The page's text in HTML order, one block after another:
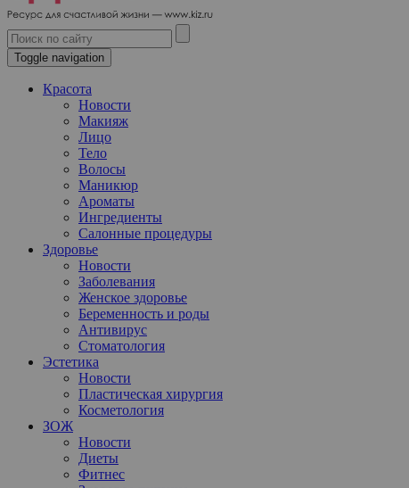
Toggle navigation
Красота
Новости
Макияж
Лицо
Тело
Волосы
Маникюр
Ароматы
Ингредиенты
Салонные процедуры
Здоровье
Новости
Заболевания
Женское здоровье
Беременность и роды
Антивирус
Стоматология
Эстетика
Новости
Пластическая хирургия
Косметология
ЗОЖ
Новости
Диеты
Фитнес